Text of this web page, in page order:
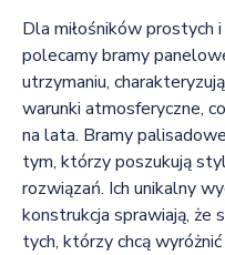
Dla miłośników prostych
polecamy bramy
utrzymaniu,
warunki atmosferyczne,
na lata. Bramy
tym, którzy poszukują
rozwiązań. Ich unikalny
konstrukcja sprawiają, że
tych, którzy chcą